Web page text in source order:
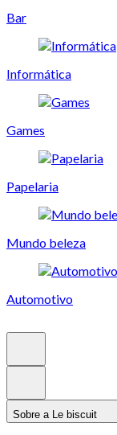
Bar
Informática
Games
Papelaria
Mundo beleza
Automotivo
Sobre a Le biscuit